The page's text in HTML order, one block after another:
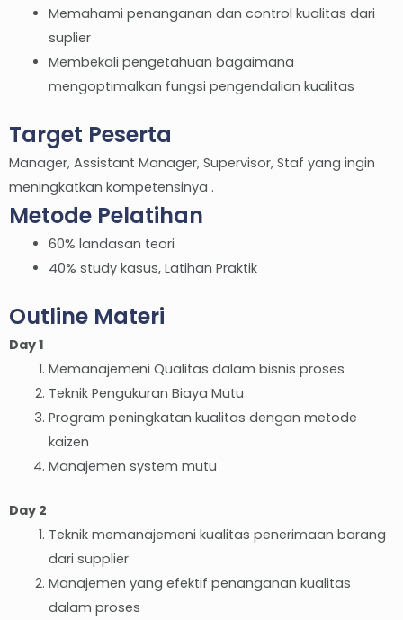
Memahami penanganan dan control kualitas dari
suplier
Membekali pengetahuan bagaimana
mengoptimalkan fungsi pengendalian kualitas
Target Peserta
Manager, Assistant Manager, Supervisor, Staf yang ingin
meningkatkan kompetensinya .
Metode Pelatihan
60% landasan teori
40% study kasus, Latihan Praktik
Outline Materi
Day 1
Memanajemeni Qualitas dalam bisnis proses
Teknik Pengukuran Biaya Mutu
Program peningkatan kualitas dengan metode
kaizen
Manajemen system mutu
Day 2
Teknik memanajemeni kualitas penerimaan barang
dari supplier
Manajemen yang efektif penanganan kualitas
dalam proses